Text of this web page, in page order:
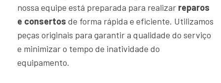
nossa equipe está preparada para realizar reparos
e consertos de forma rápida e eficiente. Utilizamos
peças originais para garantir a qualidade do serviço
e minimizar o tempo de inatividade do
equipamento.